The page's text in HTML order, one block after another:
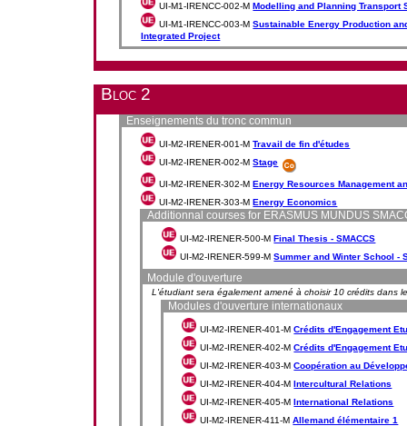
UI-M1-IRENCC-002-MModelling and Planning Transport
UI-M1-IRENCC-003-MSustainable Energy Production
Integrated Project
Bloc 2
Enseignements du tronc commun
UI-M2-IRENER-001-MTravail de fin d'études
UI-M2-IRENER-002-MStage
UI-M2-IRENER-302-MEnergy Resources Management
UI-M2-IRENER-303-MEnergy Economics
Additionnal courses for ERASMUS MUNDUS
UI-M2-IRENER-500-MFinal Thesis - SMACCS
UI-M2-IRENER-599-MSummer and Winter School -
Module d'ouverture
L'étudiant sera également amené à choisir 10 crédits dans
Modules d'ouverture internationaux
UI-M2-IRENER-401-MCrédits d'Engagement
UI-M2-IRENER-402-MCrédits d'Engagement
UI-M2-IRENER-403-MCoopération au
UI-M2-IRENER-404-MIntercultural Relations
UI-M2-IRENER-405-MInternational Relations
UI-M2-IRENER-411-MAllemand élémentaire 1